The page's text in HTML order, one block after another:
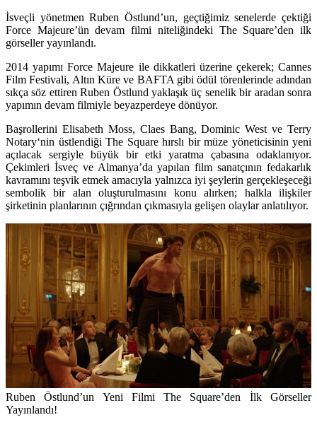
İsveçli yönetmen Ruben Östlund’un, geçtiğimiz senelerde çektiği
Force Majeure’ün devam filmi niteliğindeki The Square’den ilk
görseller yayınlandı.
2014 yapımıForce Majeure ile dikkatleri üzerine çekerek; Cannes
Film Festivali, Altın Küre ve BAFTA gibi ödül törenlerinde adından
sıkça söz ettirenRuben Östlund yaklaşık üç senelik bir aradan sonra
yapımın devam filmiyle beyazperdeye dönüyor.
Başrollerini Elisabeth Moss, Claes Bang,Dominic West ve Terry
Notary‘nin üstlendiği The Squarehırslı bir müze yöneticisinin yeni
açılacak sergiyle büyük bir etki yaratma çabasına odaklanıyor.
Çekimleri İsveç ve Almanya’da yapılan film sanatçının fedakarlık
kavramını teşvik etmek amacıyla yalnızca iyi şeylerin gerçekleşeceği
sembolik bir alan oluşturulmasını konu alırken; halkla ilişkiler
şirketinin planlarının çığrından çıkmasıyla gelişen olaylar anlatılıyor.
Ruben Östlund’un Yeni Filmi The Square’den İlk Görseller
Yayınlandı!